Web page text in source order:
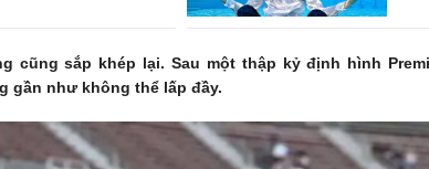
cũng sắp khép lại. Sau một thập kỷ định hình
gần như không thể lấp đầy.